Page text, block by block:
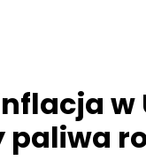
w
paliwa